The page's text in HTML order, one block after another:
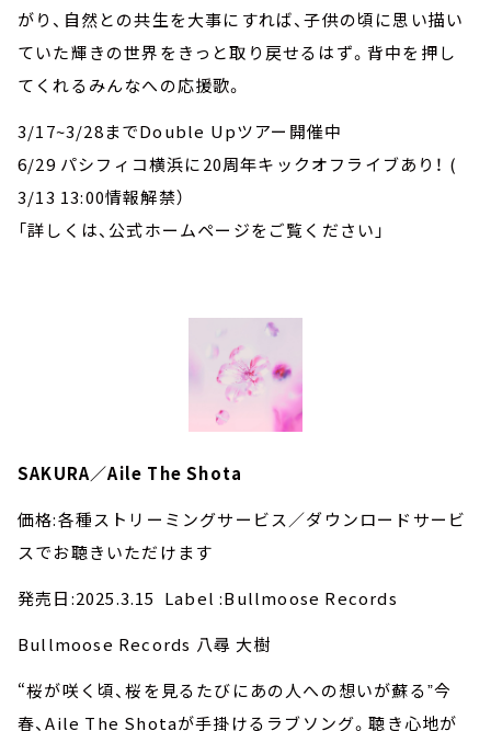
がり、自然との共生を大事にすれば、子供の頃に思い描い
ていた輝きの世界をきっと取り戻せるはず。背中を押し
てくれるみんなへの応援歌。
3/17~3/28までDouble Upツアー開催中
6/29 パシフィコ横浜に20周年キックオフライブあり！ (
3/13 13:00情報解禁）
「詳しくは、公式ホームページをご覧ください」
SAKURA／Aile The Shota
価格:各種ストリーミングサービス／ダウンロードサービ
スでお聴きいただけます
発売日:2025.3.15 Label :Bullmoose Records
Bullmoose Records 八尋 大樹
“桜が咲く頃、桜を見るたびにあの人への想いが蘇るˮ今
春、Aile The Shotaが手掛けるラブソング。聴き心地が